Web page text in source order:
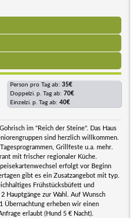
Person pro Tag ab: 35€
Doppelzi. p. Tag ab: 70€
Einzelzi. p. Tag ab: 40€
im "Reich der Steine". Das Haus
sind herzlich willkommen.
Grillfeste u.a. mehr.
mit frischer regionaler Küche.
erfolgt vor Beginn
gibt es ein Zusatzangebot mit typ.
Frühstücksbüfett und
Hauptgänge zur Wahl. Auf Wunsch
Übernachtung erheben wir einen
erlaubt (Hund 5 € Nacht).